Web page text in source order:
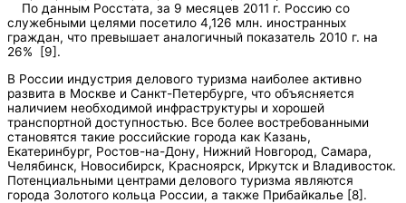
По данным Росстата, за 9 месяцев 2011 г. Россию со
служебными целями посетило 4,126 млн. иностранных
граждан, что превышает аналогичный показатель 2010 г. на
26% [9].
В России индустрия делового туризма наиболее активно
развита в Москве и Санкт-Петербурге, что объясняется
наличием необходимой инфраструктуры и хорошей
транспортной доступностью. Все более востребованными
становятся такие российские города как Казань,
Екатеринбург, Ростов-на-Дону, Нижний Новгород, Самара,
Челябинск, Новосибирск, Красноярск, Иркутск и Владивосток.
Потенциальными центрами делового туризма являются
города Золотого кольца России, а также Прибайкалье [8].